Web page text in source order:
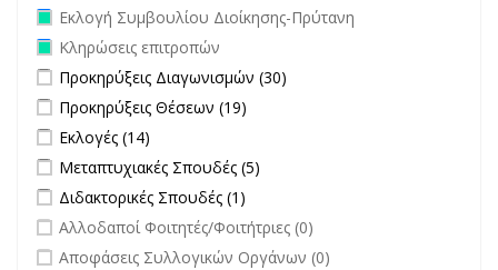
Remove Εκλογή Συμβουλίου Διοίκησης-Πρύτανη filter
Εκλογή Συμβουλίου Διοίκησης-Πρύτανη
Remove Κληρώσεις επιτροπών filter
Κληρώσεις επιτροπών
Apply Προκηρύξεις Διαγωνισμών filter
Προκηρύξεις Διαγωνισμών (30)
Apply Προκηρύξεις Θέσεων filter
Προκηρύξεις Θέσεων (19)
Apply Εκλογές filter
Εκλογές (14)
Apply Μεταπτυχιακές Σπουδές filter
Μεταπτυχιακές Σπουδές (5)
Apply Διδακτορικές Σπουδές filter
Διδακτορικές Σπουδές (1)
undefined
Αλλοδαποί Φοιτητές/Φοιτήτριες (0)
undefined
Αποφάσεις Συλλογικών Οργάνων (0)